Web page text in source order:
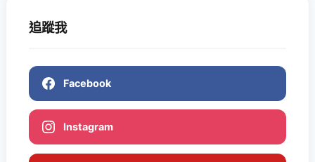
追蹤我
Facebook
Instagram